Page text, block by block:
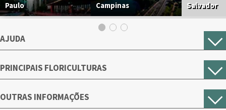
Paulo
Campinas
Salvador
AJUDA
PRINCIPAIS FLORICULTURAS
OUTRAS INFORMAÇÕES